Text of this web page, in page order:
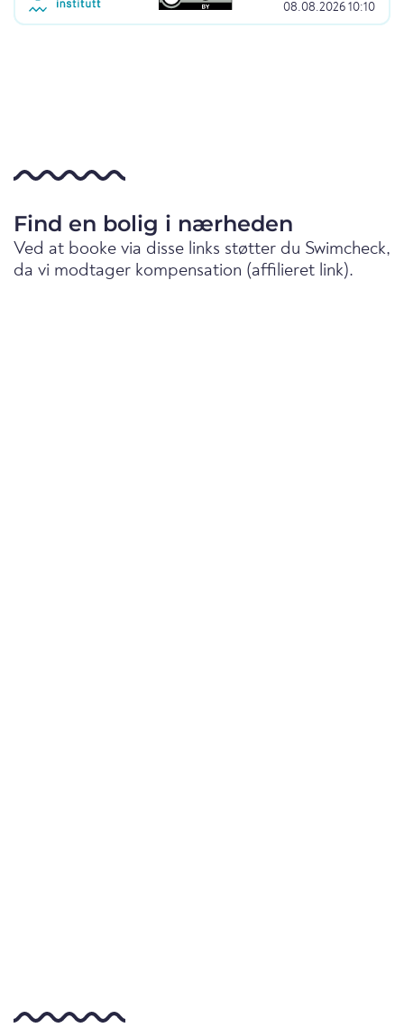
08.08.2026 10:10
Find en bolig i nærheden
Ved at booke via disse links støtter du Swimcheck,
da vi modtager kompensation (affilieret link).